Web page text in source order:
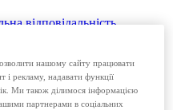
відповідальність
нашому сайту працювати
і рекламу, надавати функції
Ми також ділимося інформацією
партнерами в соціальних